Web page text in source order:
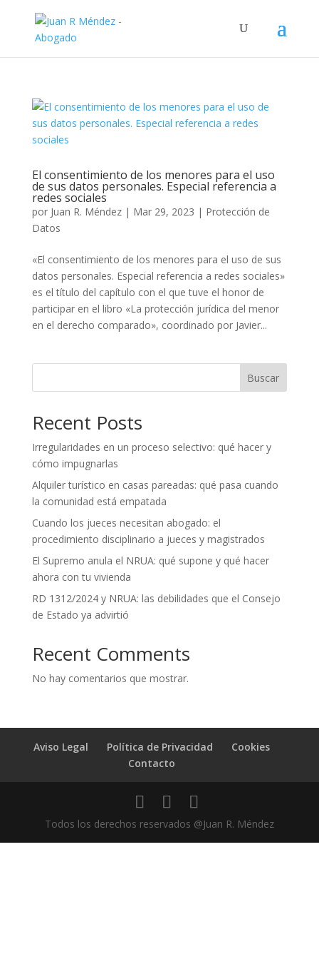
El consentimiento de los menores para el uso
de sus datos personales. Especial referencia a
redes sociales
por Juan R. Méndez| Mar 29, 2023 | Protección de
Datos
«El consentimiento de los menores para el uso de sus
datos personales. Especial referencia a redes sociales»
es el título del capítulo con el que tuve el honor de
participar en el libro «La protección jurídica del menor
en el derecho comparado», coordinado por Javier...
Buscar
Recent Posts
Irregularidades en un proceso selectivo: qué hacer y
cómo impugnarlas
Alquiler turístico en casas pareadas: qué pasa cuando
la comunidad está empatada
Cuando los jueces necesitan abogado: el
procedimiento disciplinario a jueces y magistrados
El Supremo anula el NRUA: qué supone y qué hacer
ahora con tu vivienda
RD 1312/2024 y NRUA: las debilidades que el Consejo
de Estado ya advirtió
Recent Comments
No hay comentarios que mostrar.
Aviso Legal Política de Privacidad
Cookies
Contacto
Todos los derechos reservados @Juan R. Méndez